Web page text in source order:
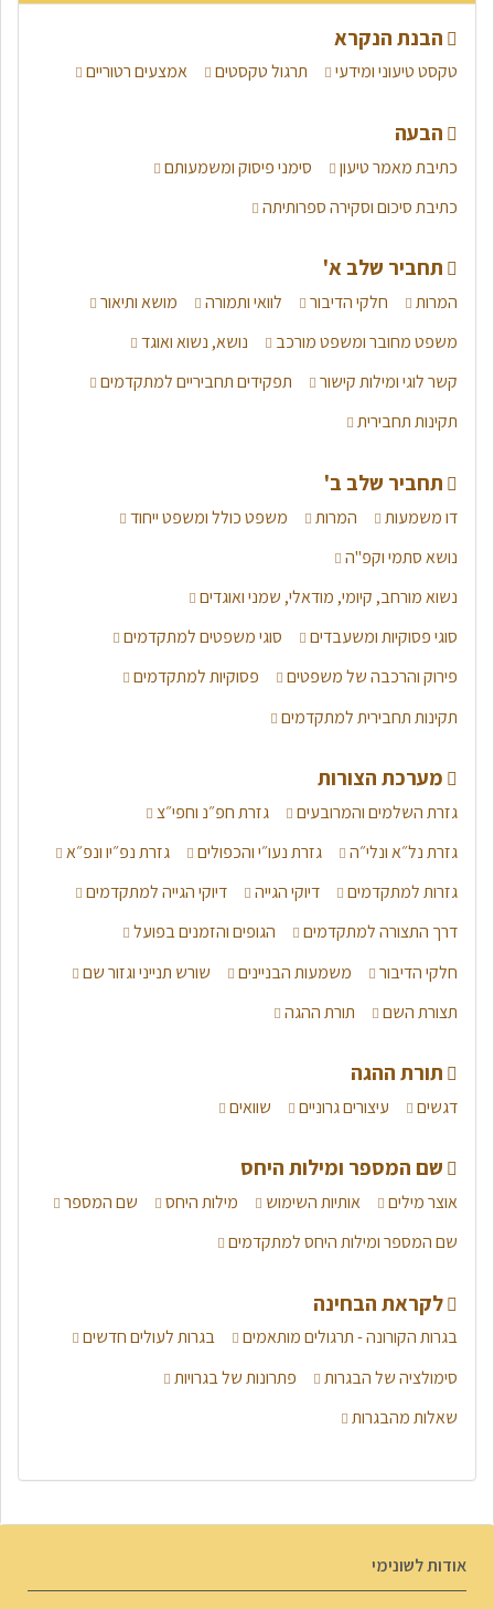
הבנת הנקרא
טקסט טיעוני ומידעי תרגול טקסטים אמצעים רטוריים
הבעה
כתיבת מאמר טיעון
סימני פיסוק ומשמעותם
כתיבת סיכום וסקירה ספרותיתה
תחביר שלב א'
המרות חלקי הדיבור לוואי ותמורה
מושא ותיאור
משפט מחובר ומשפט מורכב
נושא, נשוא ואוגד
קשר לוגי ומילות קישור
תפקידים תחביריים למתקדמים
תקינות תחבירית
תחביר שלב ב'
דו משמעות המרות
משפט כולל ומשפט ייחוד
נושא סתמי וקפ"ה
נשוא מורחב, קיומי, מודאלי, שמני ואוגדים
סוגי פסוקיות ומשעבדים
סוגי משפטים למתקדמים
פירוק והרכבה של משפטים
פסוקיות למתקדמים
תקינות תחבירית למתקדמים
מערכת הצורות
גזרת השלמים והמרובעים
גזרת חפ״נ וחפי״צ
גזרת נל״א ונלי״ה
גזרת נעו״י והכפולים
גזרת נפ״יו ונפ״א
גזרות למתקדמים
דיוקי הגייה
דיוקי הגייה למתקדמים
דרך התצורה למתקדמים
הגופים והזמנים בפועל
חלקי הדיבור
משמעות הבניינים
שורש תנייני וגזור שם
תצורת השם
תורת ההגה
תורת ההגה
דגשים עיצורים גרוניים שוואים
שם המספר ומילות היחס
אוצר מילים אותיות השימוש מילות היחס
שם המספר
שם המספר ומילות היחס למתקדמים
לקראת הבחינה
בגרות הקורונה - תרגולים מותאמים
בגרות לעולים חדשים
סימולציה של הבגרות
פתרונות של בגרויות
שאלות מהבגרות
אודות לשונימי